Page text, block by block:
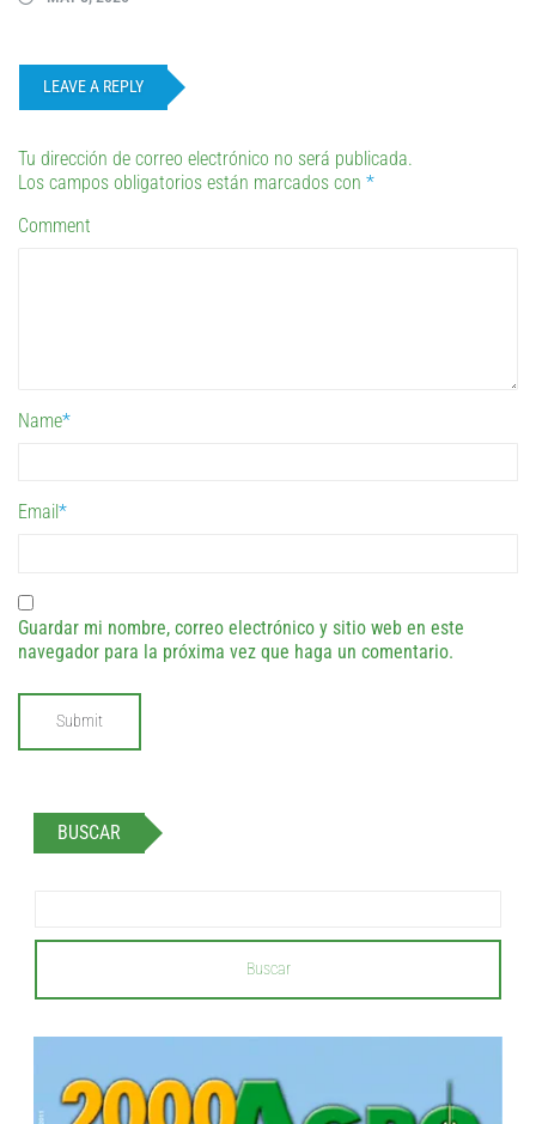
LEAVE A REPLY
Tu dirección de correo electrónico no será publicada.
Los campos obligatorios están marcados con *
Comment
Name*
Email*
Guardar mi nombre, correo electrónico y sitio web en este
navegador para la próxima vez que haga un comentario.
BUSCAR
Buscar